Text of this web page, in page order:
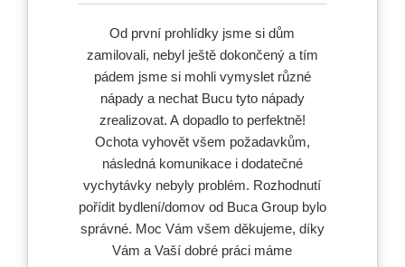
Profesionální a rychlé jednání, jasné
vysvětlení a zodpovězení všech otázek
týkajících se provozu bytu
p.Dobrovolného mne opravdu udělalo
radost.